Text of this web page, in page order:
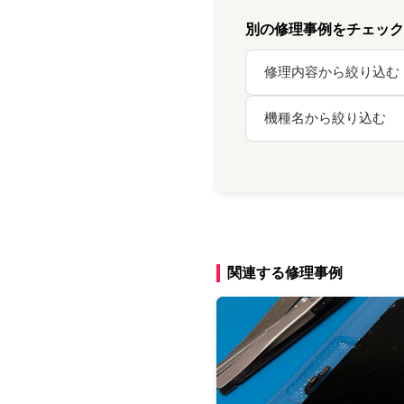
別の修理事例をチェッ
関連する修理事例